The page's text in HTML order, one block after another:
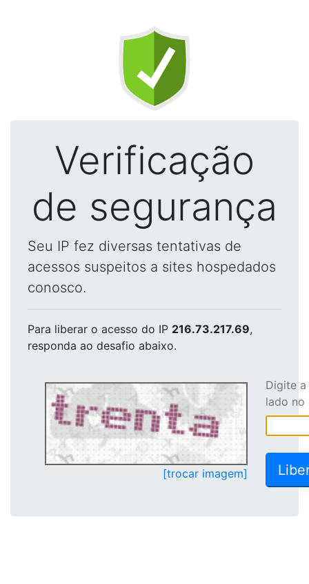
Verificação
de segurança
Seu IP fez diversas tentativas de
acessos suspeitos a sites hospedados
conosco.
Para liberar o acesso do IP 216.73.217.69,
responda ao desafio abaixo.
[trocar imagem]
Digite
lado no